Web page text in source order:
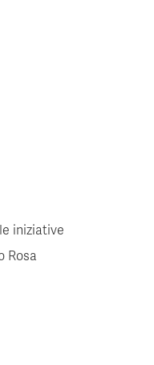
iniziative
Rosa